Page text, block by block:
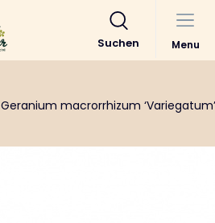
Suchen Menu
Geranium macrorrhizum ‘Variegatum’